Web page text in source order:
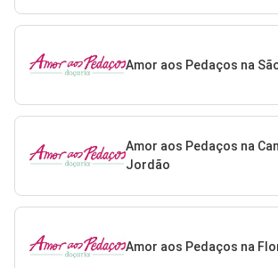
Amor aos Pedaços na
Amor aos Pedaços na
Jordão
Amor aos Pedaços na